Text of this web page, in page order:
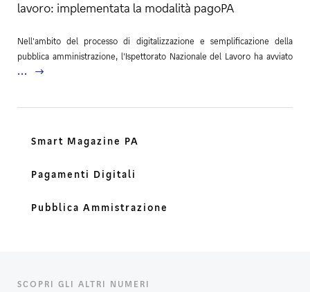
lavoro: implementata la modalità pagoPA
Nell'ambito del processo di digitalizzazione e semplificazione della
pubblica amministrazione, l'Ispettorato Nazionale del Lavoro ha avviato
...
Smart Magazine PA
Pagamenti Digitali
Pubblica Ammistrazione
SCOPRI GLI ALTRI NUMERI